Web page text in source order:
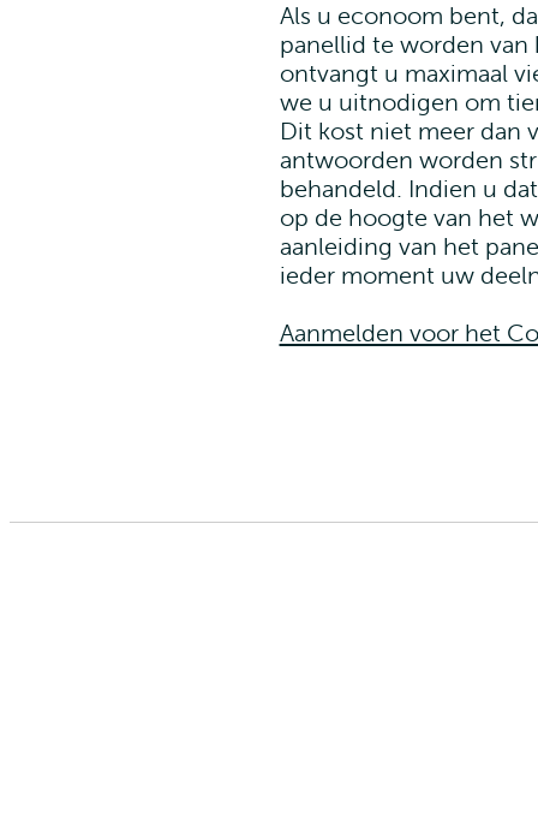
Als u econoom bent,
panellid te worden
ontvangt u maximaal
we u uitnodigen om
Dit kost niet meer dan
antwoorden worden
behandeld. Indien u
op de hoogte van het
aanleiding van het
ieder moment uw
Aanmelden voor het